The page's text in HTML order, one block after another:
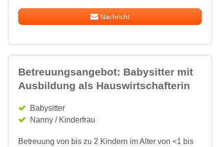
Nachricht
Betreuungsangebot: Babysitter mit
Ausbildung als Hauswirtschafterin
Babysitter
Nanny / Kinderfrau
Betreuung von bis zu 2 Kindern im Alter von <1 bis